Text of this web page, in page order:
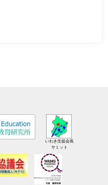
いわき生徒会長
サミット